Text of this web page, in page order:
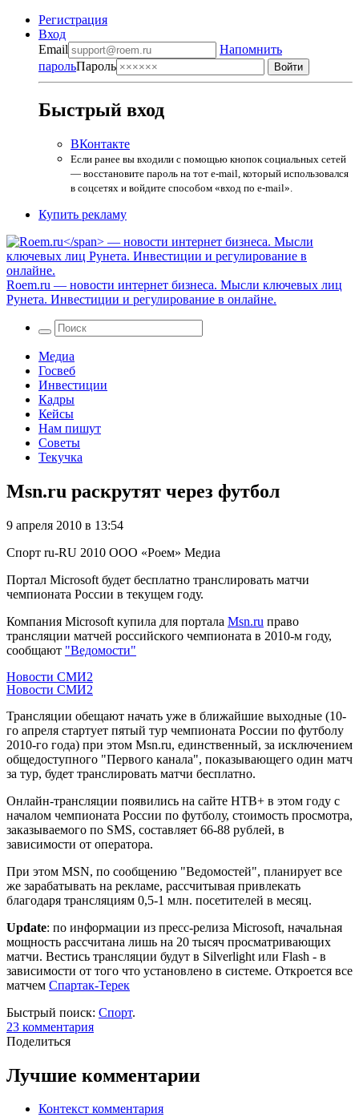
Регистрация
Вход
Email
Напомнить
парольПароль
Быстрый вход
ВКонтакте
Если ранее вы входили с помощью кнопок социальных сетей
— восстановите пароль на тот e-mail, который использовался
в соцсетях и войдите способом «вход по e-mail».
Купить рекламу
Roem.ru — новости интернет бизнеса. Мысли ключевых лиц
Рунета. Инвестиции и регулирование в онлайне.
Медиа
Госвеб
Инвестиции
Кадры
Кейсы
Нам пишут
Советы
Текучка
Msn.ru раскрутят через футбол
9 апреля 2010 в 13:54
Спорт ru-RU 2010 ООО «Роем» Медиа
Портал Microsoft будет бесплатно транслировать матчи
чемпионата России в текущем году.
Компания Microsoft купила для портала Msn.ru право
трансляции матчей российского чемпионата в 2010-м году,
сообщают "Ведомости"
Новости СМИ2
Новости СМИ2
Трансляции обещают начать уже в ближайшие выходные (10-
го апреля стартует пятый тур чемпионата России по футболу
2010-го года) при этом Msn.ru, единственный, за исключением
общедоступного "Первого канала", показывающего один матч
за тур, будет транслировать матчи бесплатно.
Онлайн-трансляции появились на сайте НТВ+ в этом году с
началом чемпионата России по футболу, стоимость просмотра,
заказываемого по SMS, составляет 66-88 рублей, в
зависимости от оператора.
При этом MSN, по сообщению "Ведомостей", планирует все
же зарабатывать на рекламе, рассчитывая привлекать
благодаря трансляциям 0,5-1 млн. посетителей в месяц.
Update: по информации из пресс-релиза Microsoft, начальная
мощность рассчитана лишь на 20 тысяч просматривающих
матчи. Вестись трансляции будут в Silverlight или Flash - в
зависимости от того что установлено в системе. Откроется все
матчем Спартак-Терек
Быстрый поиск: Спорт.
23 комментария
Поделиться
Лучшие комментарии
Контекст комментария